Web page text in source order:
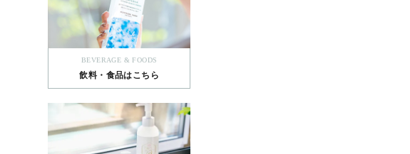
BEVERAGE & FOODS
飲料・食品はこちら